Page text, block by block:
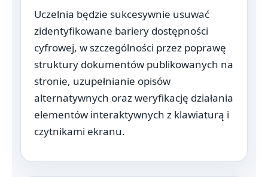
Uczelnia będzie sukcesywnie usuwać
zidentyfikowane bariery dostępności
cyfrowej, w szczególności przez poprawę
struktury dokumentów publikowanych na
stronie, uzupełnianie opisów
alternatywnych oraz weryfikację działania
elementów interaktywnych z klawiaturą i
czytnikami ekranu.